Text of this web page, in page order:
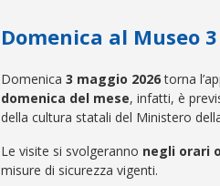
Domenica al Museo
Domenica 3 maggio 2026 torna
domenica del mese, infatti, è
della cultura statali del Ministero
Le visite si svolgeranno negli orari
misure di sicurezza vigenti.